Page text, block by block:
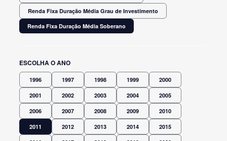
Renda Fixa Duração Média Grau de Investimento
Renda Fixa Duração Média Soberano
ESCOLHA O ANO
1996 1997 1998 1999 2000
2001 2002 2003 2004 2005
2006 2007 2008 2009 2010
2011 2012 2013 2014 2015